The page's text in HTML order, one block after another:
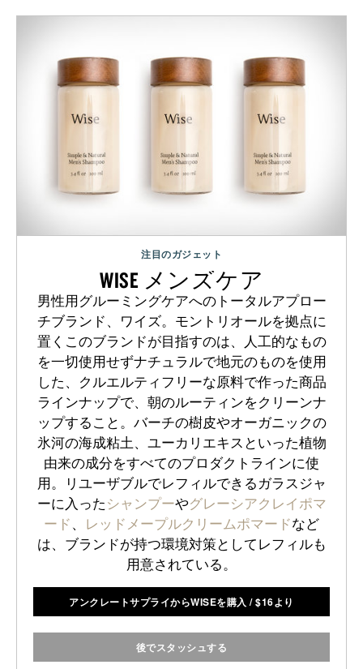
注目のガジェット
WISE メンズケア
男性用グルーミングケアへのトータルアプロー
チブランド、ワイズ。モントリオールを拠点に
置くこのブランドが目指すのは、人工的なもの
を一切使用せずナチュラルで地元のものを使用
した、クルエルティフリーな原料で作った商品
ラインナップで、朝のルーティンをクリーンナ
ップすること。バーチの樹皮やオーガニックの
氷河の海成粘土、ユーカリエキスといった植物
由来の成分をすべてのプロダクトラインに使
用。リユーザブルでレフィルできるガラスジャ
ーに入った シャンプーやグレーシアクレイポマ
ード 、 レッドメープルクリームポマードなど
は、ブランドが持つ環境対策としてレフィルも
用意されている。
アンクレートサプライからWISEを購入 /$16より
後でスタッシュする